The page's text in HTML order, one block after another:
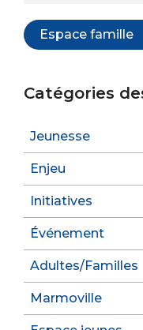
Espace famille
Catégories
Jeunesse
Enjeu
Initiatives
Événement
Adultes/Familles
Marmoville